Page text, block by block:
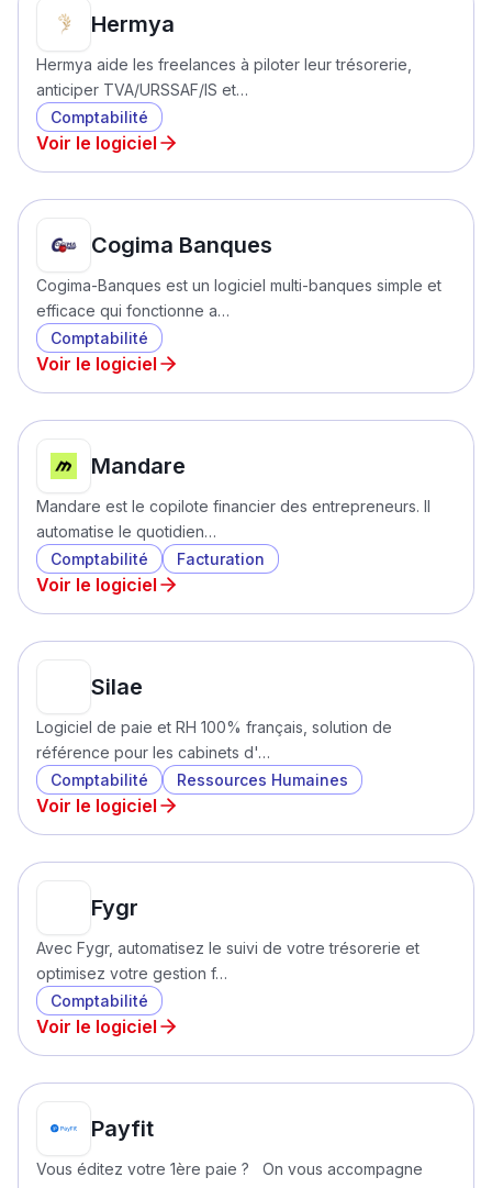
Hermya
Hermya aide les freelances à piloter leur trésorerie,
anticiper TVA/URSSAF/IS et…
Comptabilité
Voir le logiciel
Cogima Banques
Cogima-Banques est un logiciel multi-banques simple et
efficace qui fonctionne a…
Comptabilité
Voir le logiciel
Mandare
Mandare est le copilote financier des entrepreneurs. Il
automatise le quotidien…
Comptabilité
Facturation
Voir le logiciel
Silae
Logiciel de paie et RH 100% français, solution de
référence pour les cabinets d'…
Comptabilité
Ressources Humaines
Voir le logiciel
Fygr
Avec Fygr, automatisez le suivi de votre trésorerie et
optimisez votre gestion f…
Comptabilité
Voir le logiciel
Payfit
Vous éditez votre 1ère paie ? On vous accompagne